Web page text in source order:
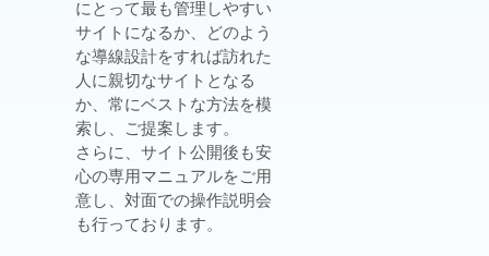
にとって最も管理しやすい
サイトになるか、どのよう
な導線設計をすれば訪れた
人に親切なサイトとなる
か、常にベストな方法を模
索し、ご提案します。
さらに、サイト公開後も安
心の専用マニュアルをご用
意し、対面での操作説明会
も行っております。